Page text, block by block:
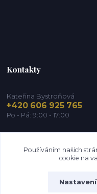
Kontakty
Kateřina Bystroňová
+420 606 925 765
Po - Pá: 9:00 - 17:00
Používáním našich
cookie na
Nastavení